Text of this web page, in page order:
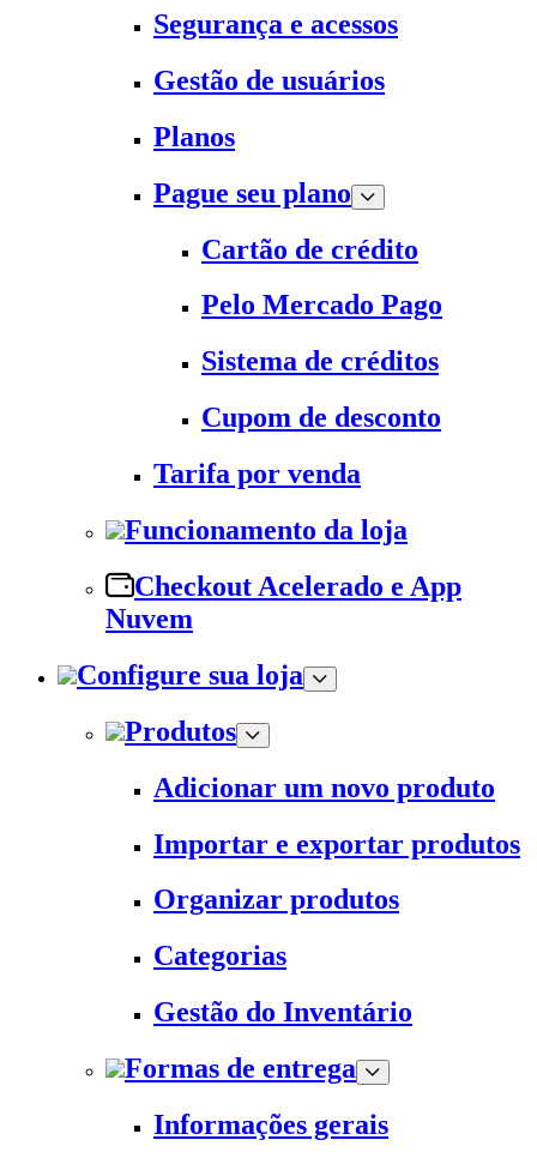
Segurança e acessos
Gestão de usuários
Planos
Pague seu plano
Cartão de crédito
Pelo Mercado Pago
Sistema de créditos
Cupom de desconto
Tarifa por venda
Funcionamento da loja
Checkout Acelerado e App
Nuvem
Configure sua loja
Produtos
Adicionar um novo produto
Importar e exportar produtos
Organizar produtos
Categorias
Gestão do Inventário
Formas de entrega
Informações gerais